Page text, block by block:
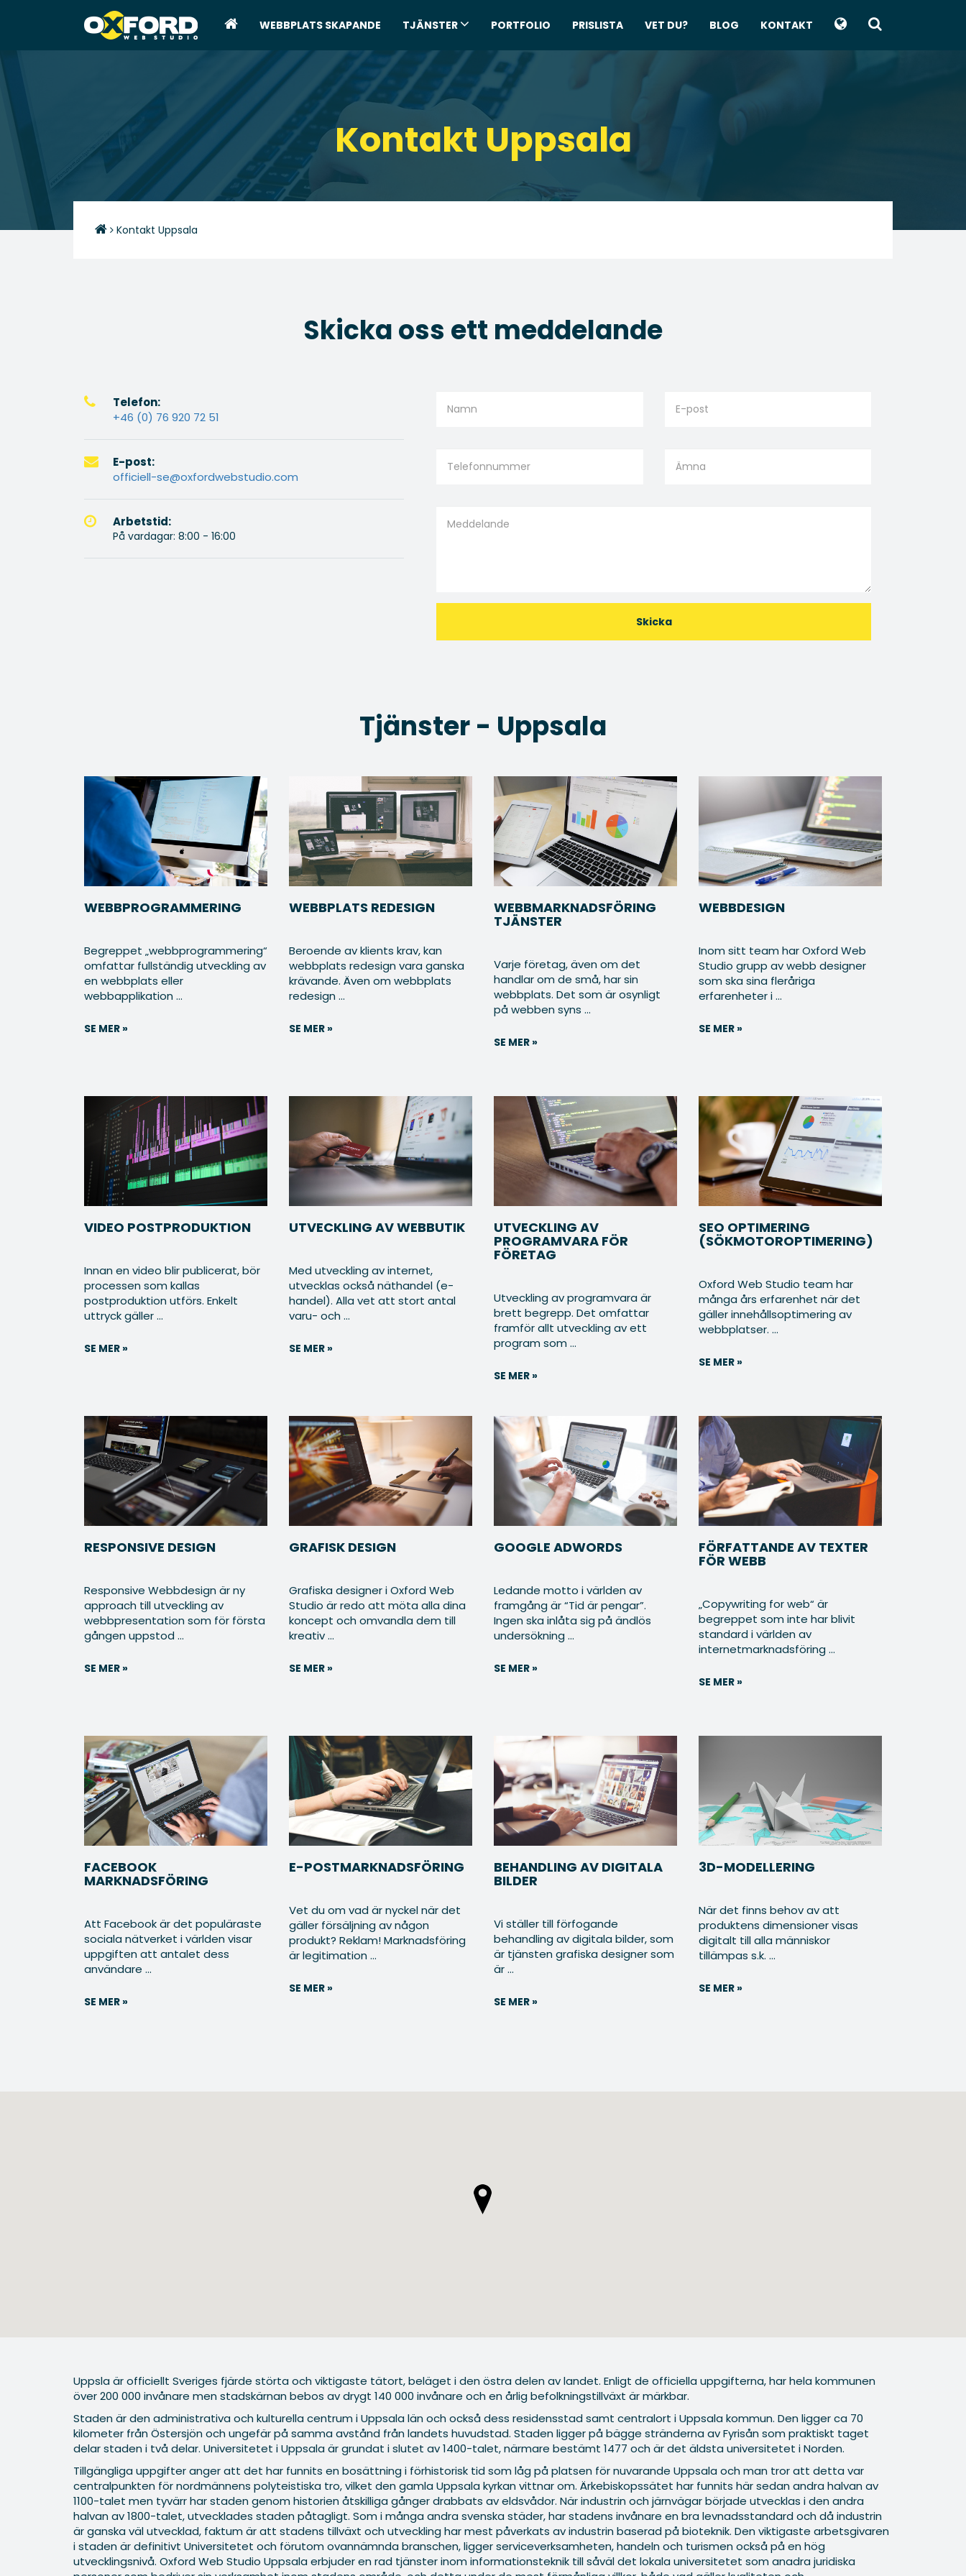
WEBBPLATS SKAPANDE TJÄNSTER PORTFOLIO PRISLISTA VET DU? BLOG KONTAKT
Kontakt Uppsala
Kontakt Uppsala
Skicka oss ett meddelande
Telefon:
+46 (0) 76 920 72 51
E-post:
officiell-se@oxfordwebstudio.com
Arbetstid:
På vardagar: 8:00 - 16:00
Skicka
Tjänster - Uppsala
WEBBPROGRAMMERING
Begreppet „webbprogrammering“
omfattar fullständig utveckling av
en webbplats eller
webbapplikation ...
SE MER »
WEBBPLATS REDESIGN
Beroende av klients krav, kan
webbplats redesign vara ganska
krävande. Även om webbplats
redesign ...
SE MER »
WEBBMARKNADSFÖRING
TJÄNSTER
Varje företag, även om det
handlar om de små, har sin
webbplats. Det som är osynligt
på webben syns ...
SE MER »
WEBBDESIGN
Inom sitt team har Oxford Web
Studio grupp av webb designer
som ska sina fleråriga
erfarenheter i ...
SE MER »
VIDEO POSTPRODUKTION
Innan en video blir publicerat, bör
processen som kallas
postproduktion utförs. Enkelt
uttryck gäller ...
SE MER »
UTVECKLING AV WEBBUTIK
Med utveckling av internet,
utvecklas också näthandel (e-
handel). Alla vet att stort antal
varu- och ...
SE MER »
UTVECKLING AV
PROGRAMVARA FÖR
FÖRETAG
Utveckling av programvara är
brett begrepp. Det omfattar
framför allt utveckling av ett
program som ...
SE MER »
SEO OPTIMERING
(SÖKMOTOROPTIMERING)
Oxford Web Studio team har
många års erfarenhet när det
gäller innehållsoptimering av
webbplatser. ...
SE MER »
RESPONSIVE DESIGN
Responsive Webbdesign är ny
approach till utveckling av
webbpresentation som för första
gången uppstod ...
SE MER »
GRAFISK DESIGN
Grafiska designer i Oxford Web
Studio är redo att möta alla dina
koncept och omvandla dem till
kreativ ...
SE MER »
GOOGLE ADWORDS
Ledande motto i världen av
framgång är “Tid är pengar”.
Ingen ska inlåta sig på ändlös
undersökning ...
SE MER »
FÖRFATTANDE AV TEXTER
FÖR WEBB
„Copywriting for web“ är
begreppet som inte har blivit
standard i världen av
internetmarknadsföring ...
SE MER »
FACEBOOK
MARKNADSFÖRING
Att Facebook är det populäraste
sociala nätverket i världen visar
uppgiften att antalet dess
användare ...
SE MER »
E-POSTMARKNADSFÖRING
Vet du om vad är nyckel när det
gäller försäljning av någon
produkt? Reklam! Marknadsföring
är legitimation ...
SE MER »
BEHANDLING AV DIGITALA
BILDER
Vi ställer till förfogande
behandling av digitala bilder, som
är tjänsten grafiska designer som
är ...
SE MER »
3D-MODELLERING
När det finns behov av att
produktens dimensioner visas
digitalt till alla människor
tillämpas s.k. ...
SE MER »
Uppsla är officiellt Sveriges fjärde störta och viktigaste tätort, beläget i den östra delen av landet. Enligt de officiella uppgifterna, har hela kommunen
över 200 000 invånare men stadskärnan bebos av drygt 140 000 invånare och en årlig befolkningstillväxt är märkbar.
Staden är den administrativa och kulturella centrum i Uppsala län och också dess residensstad samt centralort i Uppsala kommun. Den ligger ca 70
kilometer från Östersjön och ungefär på samma avstånd från landets huvudstad. Staden ligger på bägge stränderna av Fyrisån som praktiskt taget
delar staden i två delar. Universitetet i Uppsala är grundat i slutet av 1400-talet, närmare bestämt 1477 och är det äldsta universitetet i Norden.
Tillgängliga uppgifter anger att det har funnits en bosättning i förhistorisk tid som låg på platsen för nuvarande Uppsala och man tror att detta var
centralpunkten för nordmännens polyteistiska tro, vilket den gamla Uppsala kyrkan vittnar om. Ärkebiskopssätet har funnits här sedan andra halvan av
1100-talet men tyvärr har staden genom historien åtskilliga gånger drabbats av eldsvådor. När industrin och järnvägar började utvecklas i den andra
halvan av 1800-talet, utvecklades staden påtagligt. Som i många andra svenska städer, har stadens invånare en bra levnadsstandard och då industrin
är ganska väl utvecklad, faktum är att stadens tillväxt och utveckling har mest påverkats av industrin baserad på bioteknik. Den viktigaste arbetsgivaren
i staden är definitivt Universitetet och förutom ovannämnda branschen, ligger serviceverksamheten, handeln och turismen också på en hög
utvecklingsnivå. Oxford Web Studio Uppsala erbjuder en rad tjänster inom informationsteknik till såväl det lokala universitetet som anadra juridiska